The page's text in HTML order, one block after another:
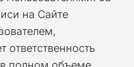
на Сайте
ответственность